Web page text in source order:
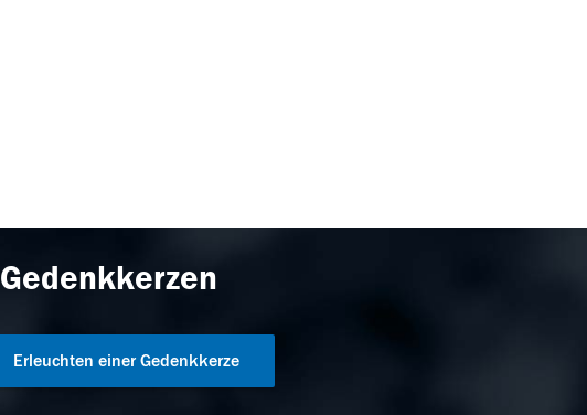
Gedenkkerzen
Erleuchten einer Gedenkkerze